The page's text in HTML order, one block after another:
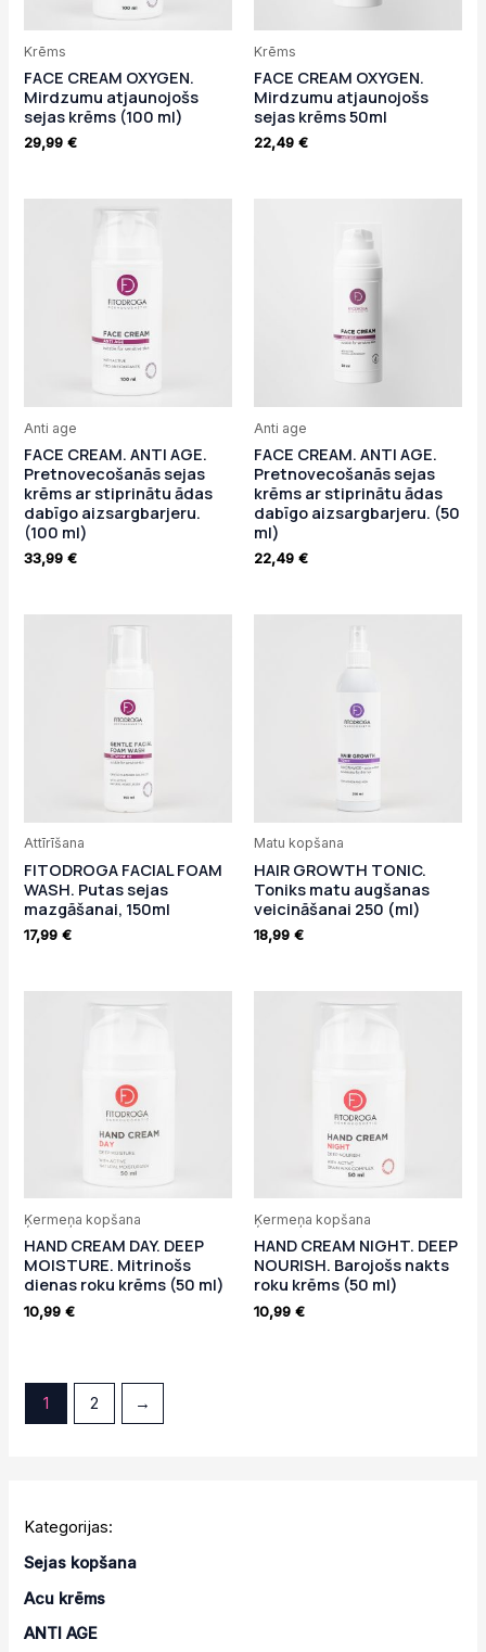
Kategorijas:
Sejas kopšana
Acu krēms
ANTI AGE
Krēms
FACE CREAM OXYGEN.
Mirdzumu atjaunojošs
sejas krēms (100 ml)
29,99€
Krēms
FACE CREAM OXYGEN.
Mirdzumu atjaunojošs
sejas krēms 50ml
22,49 €
Anti age
FACE CREAM. ANTI AGE.
Pretnovecošanās sejas
krēms ar stiprinātu ādas
dabīgo aizsargbarjeru.
(100 ml)
33,99€
Anti age
FACE CREAM. ANTI AGE.
Pretnovecošanās sejas
krēms ar stiprinātu ādas
dabīgo aizsargbarjeru. (50
ml)
22,49 €
Attīrīšana
FITODROGA FACIAL FOAM
WASH. Putas sejas
mazgāšanai, 150ml
17,99€
Matu kopšana
HAIR GROWTH TONIC.
Toniks matu augšanas
veicināšanai 250 (ml)
18,99 €
Ķermeņa kopšana
HAND CREAM DAY. DEEP
MOISTURE. Mitrinošs
dienas roku krēms (50 ml)
10,99€
Ķermeņa kopšana
HAND CREAM NIGHT. DEEP
NOURISH. Barojošs nakts
roku krēms (50 ml)
10,99 €
1 2 →